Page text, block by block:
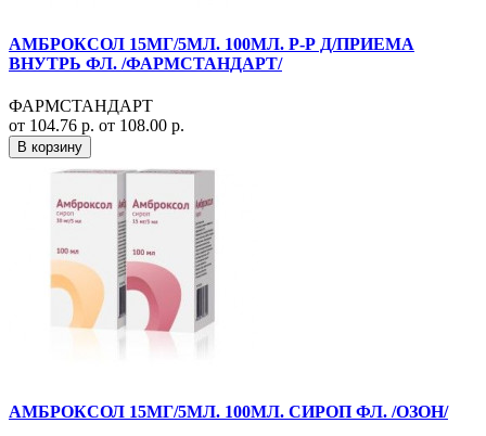
АМБРОКСОЛ 15МГ/5МЛ. 100МЛ. Р-Р Д/ПРИЕМА
ВНУТРЬ ФЛ. /ФАРМСТАНДАРТ/
ФАРМСТАНДАРТ
от 104.76 р. от 108.00 р.
В корзину
АМБРОКСОЛ 15МГ/5МЛ. 100МЛ. СИРОП ФЛ. /ОЗОН/